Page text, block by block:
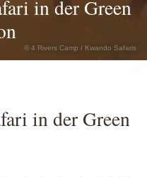
in der Green
© 4 Rivers Camp / Kwando Safaris
in der Green